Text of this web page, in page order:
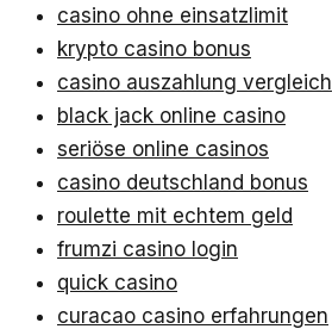
casino ohne einsatzlimit
krypto casino bonus
casino auszahlung vergleich
black jack online casino
seriöse online casinos
casino deutschland bonus
roulette mit echtem geld
frumzi casino login
quick casino
curacao casino erfahrungen